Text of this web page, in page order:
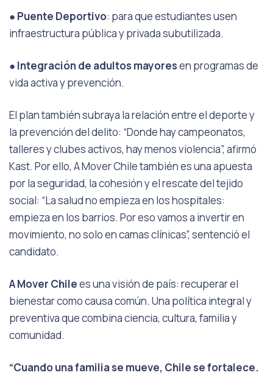
● Puente Deportivo: para que estudiantes usen
infraestructura pública y privada subutilizada.
● Integración de adultos mayoresen programas de
vida activa y prevención.
El plan también subraya la relación entre el deporte y
la prevención del delito: “Donde hay campeonatos,
talleres y clubes activos, hay menos violencia”, afirmó
Kast. Por ello, A MoverChiletambién es una apuesta
por la seguridad, la cohesión y el rescate del tejido
social: “La salud no empieza en los hospitales:
empieza en los barrios. Por eso vamos a invertir en
movimiento, no solo en camas clínicas”, sentenció el
candidato.
A Mover Chilees una visión de país: recuperar el
bienestar como causa común. Una política integral y
preventiva que combina ciencia, cultura, familia y
comunidad.
“Cuando una familia se mueve, Chile se fortalece.